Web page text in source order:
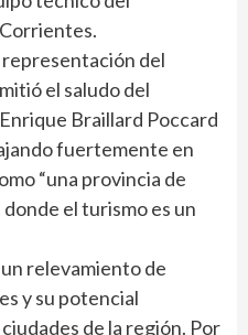
representación del
el saludo del
Braillard Poccard
fuertemente en
“una provincia de
el turismo es un
relevamiento de
y su potencial
de la región. Por